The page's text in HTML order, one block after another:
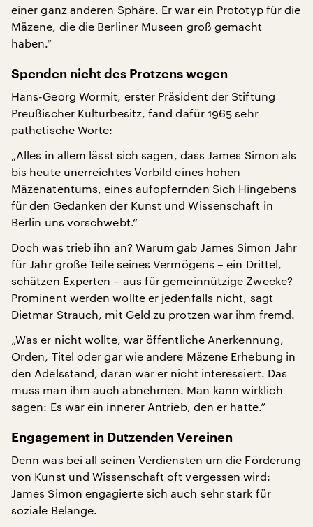
einer ganz anderen Sphäre. Er war ein Prototyp für die
Mäzene, die die Berliner Museen groß gemacht
haben.“
Spenden nicht des Protzens wegen
Hans-Georg Wormit, erster Präsident der Stiftung
Preußischer Kulturbesitz, fand dafür 1965 sehr
pathetische Worte:
„Alles in allem lässt sich sagen, dass James Simon als
bis heute unerreichtes Vorbild eines hohen
Mäzenatentums, eines aufopfernden Sich Hingebens
für den Gedanken der Kunst und Wissenschaft in
Berlin uns vorschwebt.“
Doch was trieb ihn an? Warum gab James Simon Jahr
für Jahr große Teile seines Vermögens – ein Drittel,
schätzen Experten – aus für gemeinnützige Zwecke?
Prominent werden wollte er jedenfalls nicht, sagt
Dietmar Strauch, mit Geld zu protzen war ihm fremd.
„Was er nicht wollte, war öffentliche Anerkennung,
Orden, Titel oder gar wie andere Mäzene Erhebung in
den Adelsstand, daran war er nicht interessiert. Das
muss man ihm auch abnehmen. Man kann wirklich
sagen: Es war ein innerer Antrieb, den er hatte.“
Engagement in Dutzenden Vereinen
Denn was bei all seinen Verdiensten um die Förderung
von Kunst und Wissenschaft oft vergessen wird:
James Simon engagierte sich auch sehr stark für
soziale Belange.